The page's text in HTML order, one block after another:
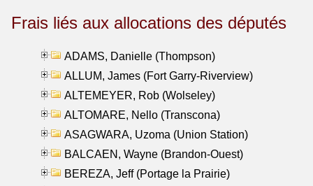
Frais liés aux allocations des députés
ADAMS, Danielle (Thompson)
ALLUM, James (Fort Garry-Riverview)
ALTEMEYER, Rob (Wolseley)
ALTOMARE, Nello (Transcona)
ASAGWARA, Uzoma (Union Station)
BALCAEN, Wayne (Brandon-Ouest)
BEREZA, Jeff (Portage la Prairie)